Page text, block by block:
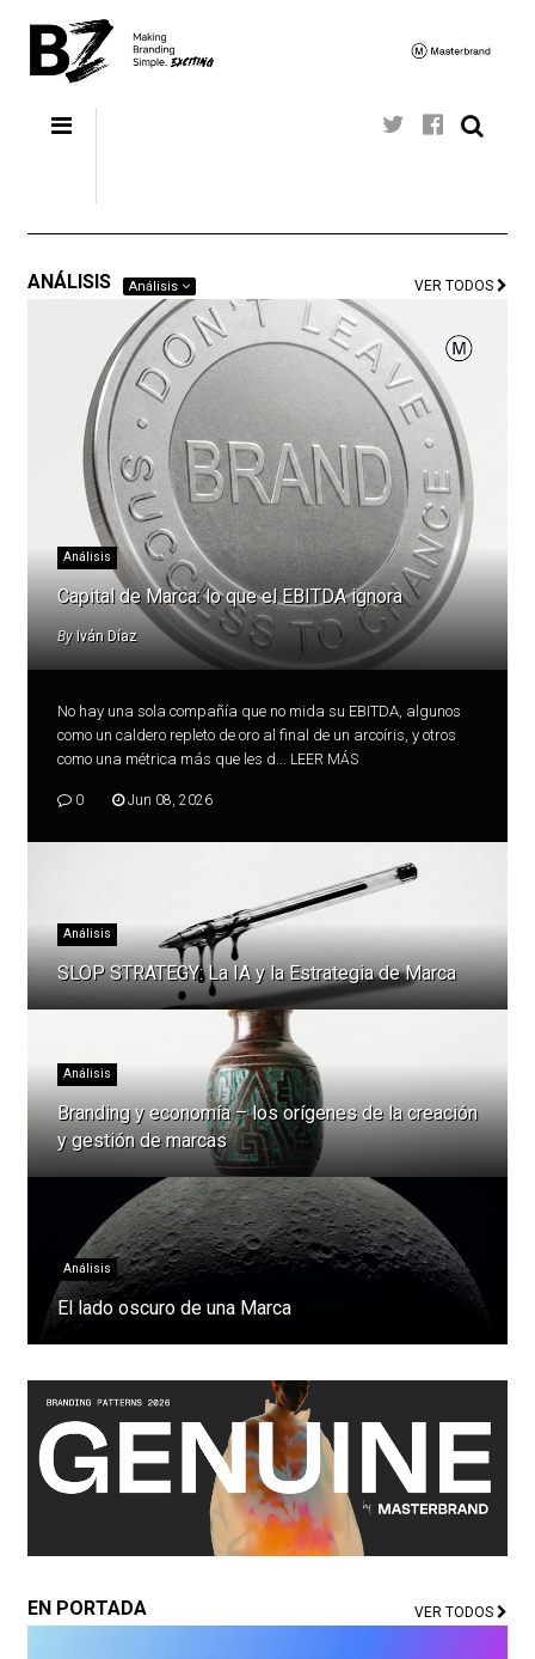
ANÁLISIS Análisis VER TODOS
Análisis
Capital de Marca: lo que el EBITDA ignora
By Iván Díaz
No hay una sola compañía que no mida su EBITDA, algunos
como un caldero repleto de oro al final de un arcoíris, y otros
como una métrica más que les d...
LEER MÁS
0 Jun 08, 2026
Análisis
SLOP STRATEGY: La IA y la Estrategia de Marca
Análisis
Branding y economía – los orígenes de la creación
y gestión de marcas
Análisis
El lado oscuro de una Marca
EN PORTADA VER TODOS